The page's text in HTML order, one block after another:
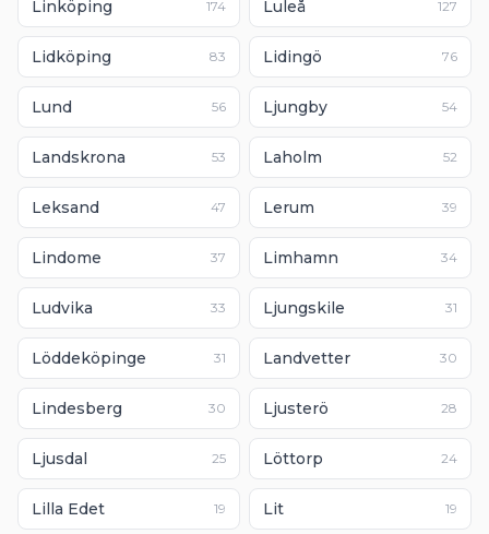
Linköping 174 Luleå 127
Lidköping 83 Lidingö 76
Lund 56 Ljungby 54
Landskrona 53 Laholm 52
Leksand 47 Lerum 39
Lindome 37 Limhamn 34
Ludvika 33 Ljungskile 31
Löddeköpinge 31 Landvetter 30
Lindesberg 30 Ljusterö 28
Ljusdal 25 Löttorp 24
Lilla Edet 19 Lit 19